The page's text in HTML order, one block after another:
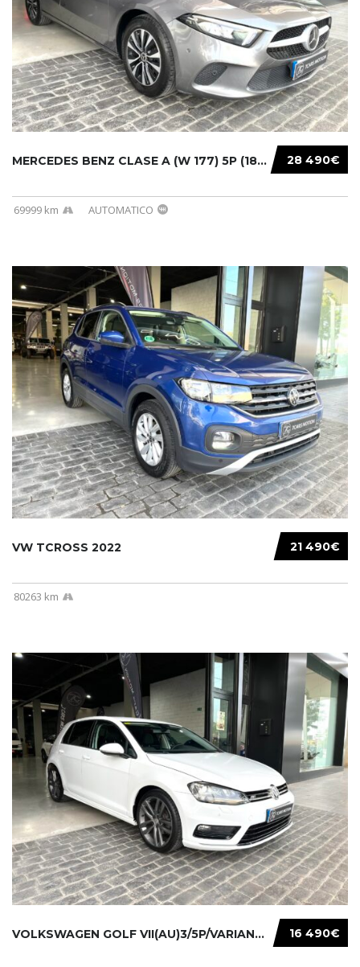
28 490€
MERCEDES BENZ CLASE A (W 177) 5P (18-) 2020....
69999 km AUTOMATICO
21 490€
VW TCROSS 2022
80263 km
16 490€
VOLKSWAGEN GOLF VII(AU)3/5P/VARIANT(12-16 20...